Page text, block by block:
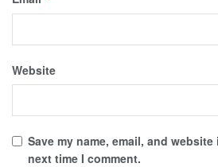
Website
Save my name, email, and
next time I comment.